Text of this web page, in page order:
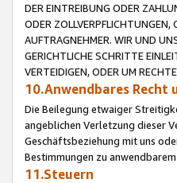
DER EINTREIBUNG ODER
ODER ZOLLVERPFLICHTUNGEN,
AUFTRAGNEHMER. WIR UND
GERICHTLICHE SCHRITTE
VERTEIDIGEN, ODER UM
10.Anwendbares
Die Beilegung etwaiger
angeblichen Verletzung dieser
Geschäftsbeziehung mit uns
Bestimmungen zu
11.Steuern